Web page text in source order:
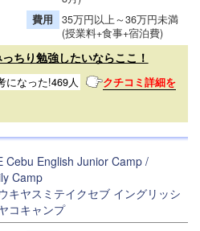
費用
35万円以上～36万円未満
(授業料+食事+宿泊費)
ちり勉強したいならここ！
になった!469人
クチコミ詳細を
Cebu English Junior Camp /
Camp
キヤスミテイクセブ イングリッシ
コキャンプ